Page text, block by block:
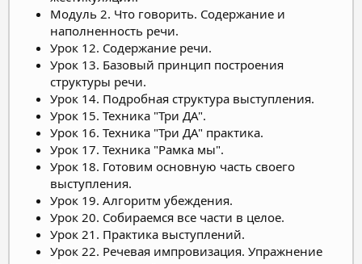
Модуль 2. Что говорить. Содержание и
наполненность речи.
Урок 12. Содержание речи.
Урок 13. Базовый принцип построения
структуры речи.
Урок 14. Подробная структура выступления.
Урок 15. Техника "Три ДА".
Урок 16. Техника "Три ДА" практика.
Урок 17. Техника "Рамка мы".
Урок 18. Готовим основную часть своего
выступления.
Урок 19. Алгоритм убеждения.
Урок 20. Собираемся все части в целое.
Урок 21. Практика выступлений.
Урок 22. Речевая импровизация. Упражнение